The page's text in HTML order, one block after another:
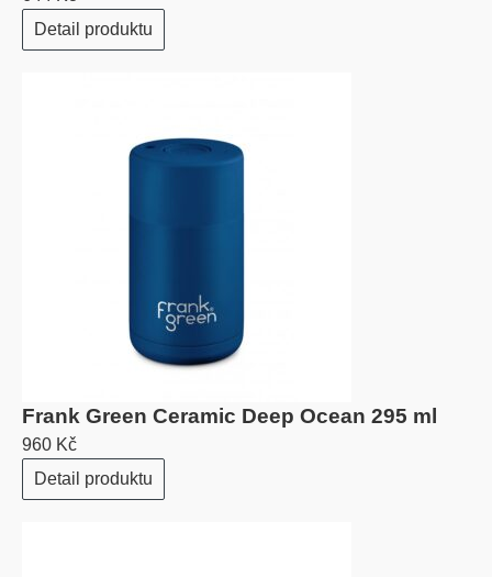
Detail produktu
Frank Green Ceramic Deep Ocean 295 ml
960 Kč
Detail produktu